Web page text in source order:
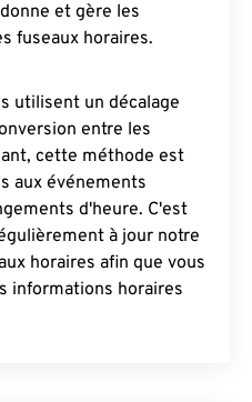
et gère les
fuseaux horaires.
utilisent un décalage
entre les
cette méthode est
aux événements
d'heure. C'est
à jour notre
horaires afin que vous
informations horaires